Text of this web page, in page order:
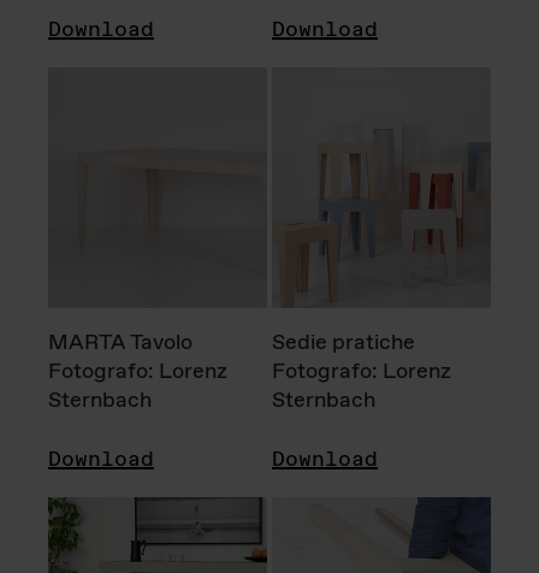
Download Download
MARTA Tavolo
Fotografo: Lorenz
Sternbach
Download
Sedie pratiche
Fotografo: Lorenz
Sternbach
Download